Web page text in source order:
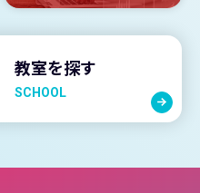
教室を探す
SCHOOL